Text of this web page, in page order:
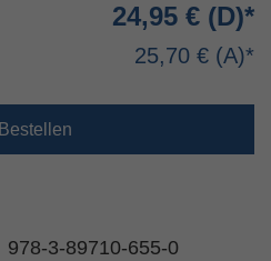
24,95 €
25,70 €
Bestellen
978-3-89710-655-0